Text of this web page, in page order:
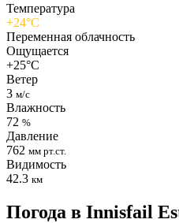
Температура
+24°C
Переменная облачность
Ощущается
+25°C
Ветер
3 м/с
Влажность
72 %
Давление
762 мм рт.ст.
Видимость
42.3 км
Погода в Innisfail